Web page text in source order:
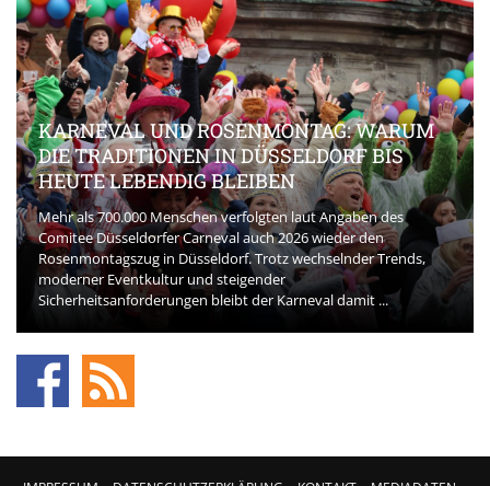
KARNEVAL UND ROSENMONTAG: WARUM
DIE TRADITIONEN IN DÜSSELDORF BIS
HEUTE LEBENDIG BLEIBEN
Mehr als 700.000 Menschen verfolgten laut Angaben des
Comitee Düsseldorfer Carneval auch 2026 wieder den
Rosenmontagszug in Düsseldorf. Trotz wechselnder Trends,
moderner Eventkultur und steigender
Sicherheitsanforderungen bleibt der Karneval damit ...